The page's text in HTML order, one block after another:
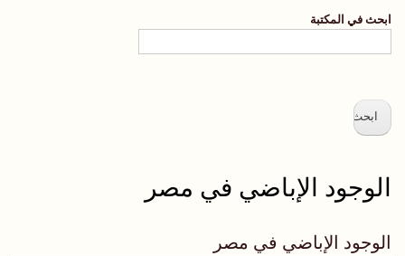
الرئيسية
المؤلفون
تواصل معنا
حول الموقع
ابحث في المكتبة
الوجود الإباضي في مصر
الوجود الإباضي في مصر